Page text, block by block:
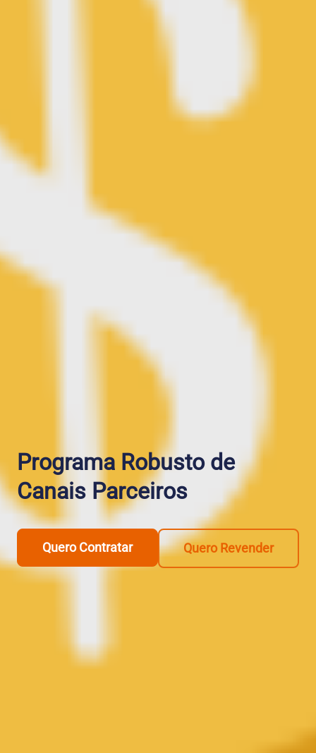
Programa Robusto de
Canais Parceiros
Quero Contratar Quero Revender